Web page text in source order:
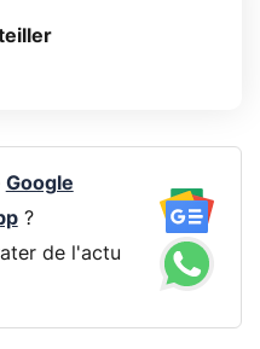
Google
?
de l'actu